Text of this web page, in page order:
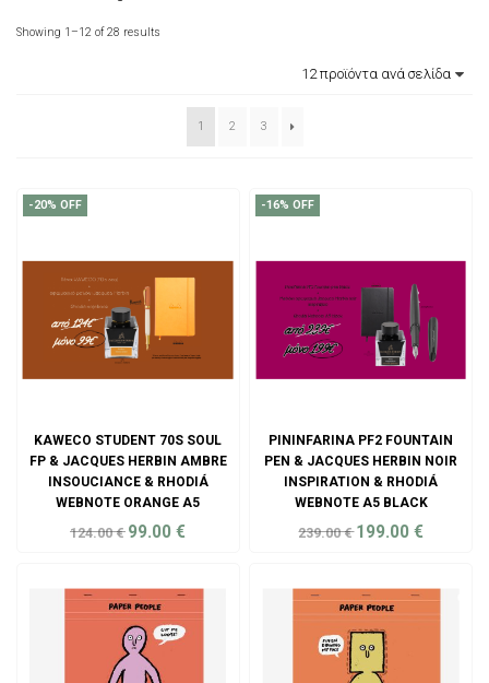
Showing 1–12 of 28 results
1 2 3
KAWECO STUDENT 70S SOUL
FP & JACQUES HERBIN AMBRE
INSOUCIANCE & RHODIÁ
WEBNOTE ORANGE A5
-20% OFF
124.00€ 99.00€
PININFARINA PF2 FOUNTAIN
PEN & JACQUES HERBIN NOIR
INSPIRATION & RHODIÁ
WEBNOTE A5 BLACK
-16% OFF
239.00€ 199.00€